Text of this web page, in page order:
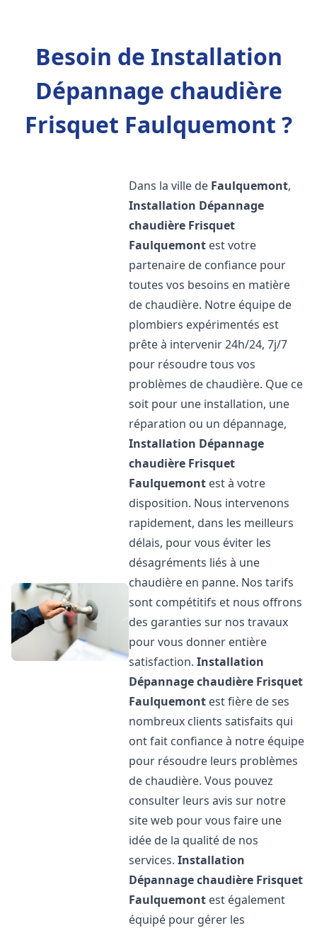
Besoin de Installation
Dépannage chaudière
Frisquet Faulquemont ?
Dans la ville de Faulquemont,
Installation Dépannage
chaudière Frisquet
Faulquemont est votre
partenaire de confiance pour
toutes vos besoins en matière
de chaudière. Notre équipe de
plombiers expérimentés est
prête à intervenir 24h/24, 7j/7
pour résoudre tous vos
problèmes de chaudière. Que ce
soit pour une installation, une
réparation ou un dépannage,
Installation Dépannage
chaudière Frisquet
Faulquemont est à votre
disposition. Nous intervenons
rapidement, dans les meilleurs
délais, pour vous éviter les
désagréments liés à une
chaudière en panne. Nos tarifs
sont compétitifs et nous offrons
des garanties sur nos travaux
pour vous donner entière
satisfaction.Installation
Dépannage chaudière Frisquet
Faulquemont est fière de ses
nombreux clients satisfaits qui
ont fait confiance à notre équipe
pour résoudre leurs problèmes
de chaudière. Vous pouvez
consulter leurs avis sur notre
site web pour vous faire une
idée de la qualité de nos
services.Installation
Dépannage chaudière Frisquet
Faulquemont est également
équipé pour gérer les